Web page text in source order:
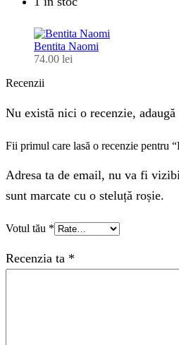
Bentita Naomi
74.00 lei
Recenzii
Nu există nici o recenzie, adaugă
Fii primul care lasă o recenzie pentru
Adresa ta de email, nu va fi
sunt marcate cu o steluță roșie.
Votul tău *
Recenzia ta *